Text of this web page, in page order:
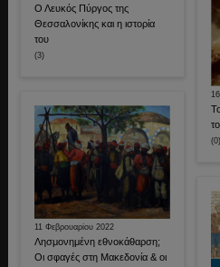
Ο Λευκός Πύργος της
Θεσσαλονίκης και η ιστορία
του
(3)
11 Φεβρουαρίου 2022
Λησμονημένη εθνοκάθαρση;
Οι σφαγές στη Μακεδονία & οι
(0)